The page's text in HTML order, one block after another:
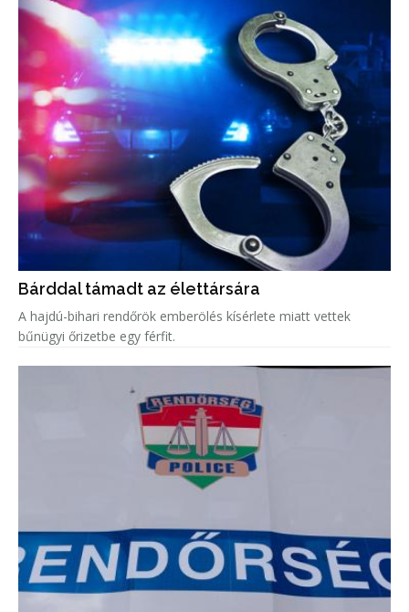
Bárddal támadt az élettársára
A hajdú-bihari rendőrök emberölés kísérlete miatt vettek
bűnügyi őrizetbe egy férfit.